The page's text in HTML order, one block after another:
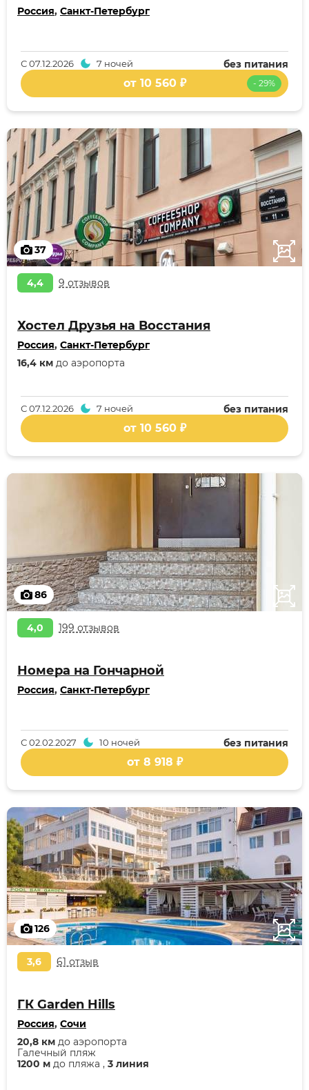
Россия, Санкт-Петербург
без питания
С07.12.2026 7 ночей
- 29%
от 10 560 ₽
37
4,4 9 отзывов
Хостел Друзья на Восстания
Россия, Санкт-Петербург
16,4 км до аэропорта
без питания
С07.12.2026 7 ночей
от 10 560 ₽
86
4,0 199 отзывов
Номера на Гончарной
Россия, Санкт-Петербург
без питания
С02.02.2027 10 ночей
от 8 918 ₽
126
3,6 61 отзыв
ГК Garden Hills
Россия, Сочи
1200 м до пляжа , 3 линия
Галечный пляж
20,8 км до аэропорта